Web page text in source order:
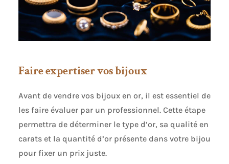
Faire expertiser vos bijoux
Avant de vendre vos bijoux en or, il est essentiel de
les faire évaluer par un professionnel. Cette étape
permettra de déterminer le type d’or, sa qualité en
carats et la quantité d’or présente dans votre bijou
pour fixer un prix juste.